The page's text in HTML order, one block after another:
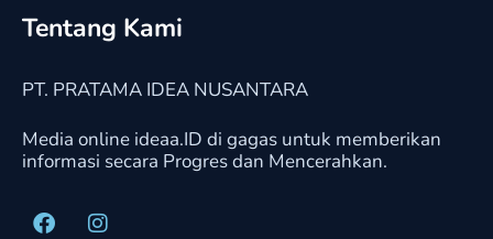
Tentang Kami
PT. PRATAMA IDEA NUSANTARA
Media online ideaa.ID di gagas untuk memberikan
informasi secara Progres dan Mencerahkan.